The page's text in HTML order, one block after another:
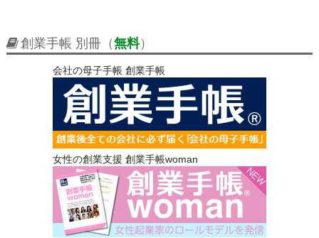
創業手帳 別冊（無料）
会社の母子手帳 創業手帳
女性の創業支援 創業手帳woman